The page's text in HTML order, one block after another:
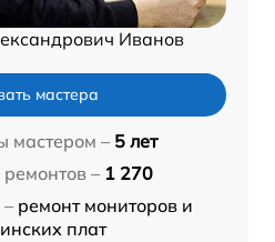
Иванов
мастера
мастером – 5 лет
– 1 270
ремонт мониторов и
плат